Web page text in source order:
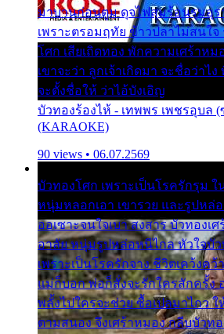
มาบานก่อนตูม ดุจไฟสุมร้อนรุมอุร
เพราะตรอมฤทัย ข้าวปลาไม่สนใจ
โศก เสียเถิดทอง พักความเศร้าหม
เขาจะว่า ลูกเจ้าเกิดมา จะชื่อว่าไ
จะตั้งชื่อให้ ว่าไอ้บังเอิญ
บัวทองร้องไห้ - เทพพร เพชรอุบล
(KARAOKE)
90 views • 06.07.2569
บัวทองโศก เพราะเป็นโรครักรุม
หนุ่มหลอกเอา เขารวย และรูปหล่
ออเซาะจนใจเบา สงสาร บัวทองเ
อาลัย หนุ่มรูปหล่อหนีไกล หัวใจบัว
เพราะเป็นโรครักจาง ชีวิตเคว้งคว้
แม่ก็บอก พ่อก็สั่งจะรักใครสักครั้ง
พลั้งไปใครจะช่วย ซื้อเปลมาไกว
ตามสนอง จึงเศร้าหมอง กลีบบัวท